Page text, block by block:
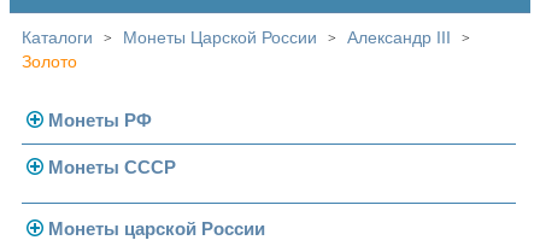
Каталоги > Монеты Царской России > Александр III >
Золото
Монеты РФ
Современная Россия
Монеты 1991-1993 гг.
Монеты СССР
Погодовка СССР
Монеты царской России